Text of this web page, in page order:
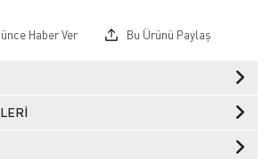
Haber Ver Bu Ürünü Paylaş